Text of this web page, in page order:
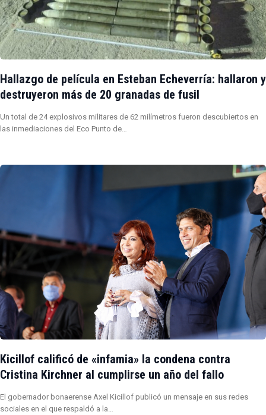
Hallazgo de película en Esteban Echeverría: hallaron y
destruyeron más de 20 granadas de fusil
Un total de 24 explosivos militares de 62 milímetros fueron descubiertos en
las inmediaciones del Eco Punto de…
Kicillof calificó de «infamia» la condena contra
Cristina Kirchner al cumplirse un año del fallo
El gobernador bonaerense Axel Kicillof publicó un mensaje en sus redes
sociales en el que respaldó a la…